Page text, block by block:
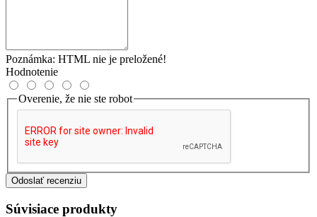
Poznámka: HTML nie je preložené!
Hodnotenie
Overenie, že nie ste robot
Odoslať recenziu
Súvisiace produkty